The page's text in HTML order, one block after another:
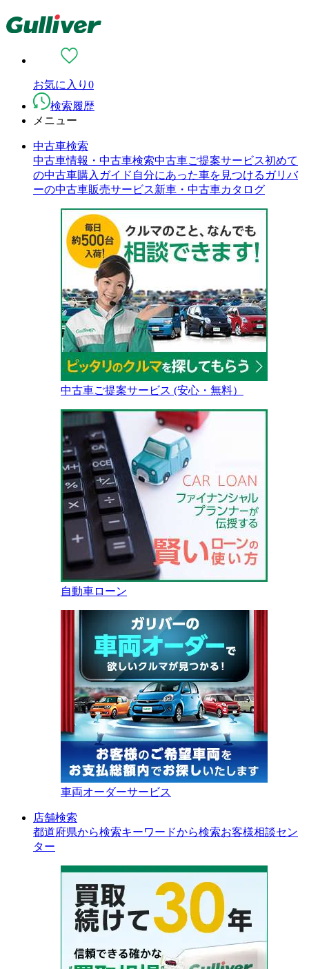
お気に入り 0
検索履歴
メニュー
中古車検索
中古車情報・中古車検索中古車ご提案サービス初めて
の中古車購入ガイド 自分にあった車を見つける ガリバ
ーの中古車販売サービス新車・中古車カタログ
中古車ご提案サービス (安心・無料）
自動車ローン
車両オーダーサービス
店舗検索
都道府県から検索キーワードから検索お客様相談セン
ター